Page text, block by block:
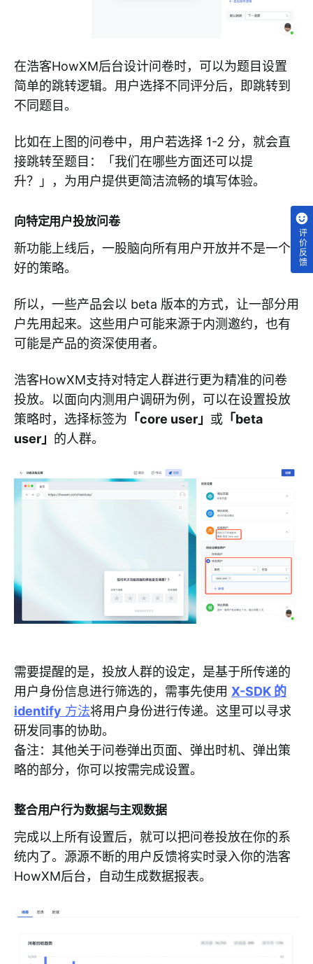
在浩客HowXM后台设计问卷时，可以为题目设置
简单的跳转逻辑。用户选择不同评分后，即跳转到
不同题目。
比如在上图的问卷中，用户若选择 1-2 分，就会直
接跳转至题目：「我们在哪些方面还可以提
升？」，为用户提供更简洁流畅的填写体验。
向特定用户投放问卷
新功能上线后，一股脑向所有用户开放并不是一个
好的策略。
所以，一些产品会以 beta 版本的方式，让一部分用
户先用起来。这些用户可能来源于内测邀约，也有
可能是产品的资深使用者。
浩客HowXM支持对特定人群进行更为精准的问卷
投放。以面向内测用户调研为例，可以在设置投放
策略时，选择标签为 「core user」 或 「beta
user」 的人群。
需要提醒的是，投放人群的设定，是基于所传递的
用户身份信息进行筛选的，需事先使用 X-SDK 的
identify 方法将用户身份进行传递。这里可以寻求
研发同事的协助。
备注：其他关于问卷弹出页面、弹出时机、弹出策
略的部分，你可以按需完成设置。
整合用户行为数据与主观数据
完成以上所有设置后，就可以把问卷投放在你的系
统内了。源源不断的用户反馈将实时录入你的浩客
HowXM后台，自动生成数据报表。
评价反馈